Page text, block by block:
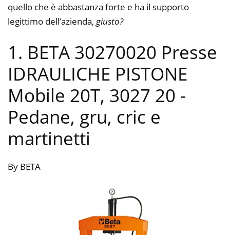
quello che è abbastanza forte e ha il supporto
legittimo dell’azienda, giusto?
1. BETA 30270020 Presse
IDRAULICHE PISTONE
Mobile 20T, 3027 20 -
Pedane, gru, cric e
martinetti
By BETA